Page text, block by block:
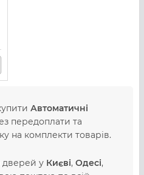
Автоматичні
передоплати та
на комплекти товарів.
дверей у Києві, Одесі,